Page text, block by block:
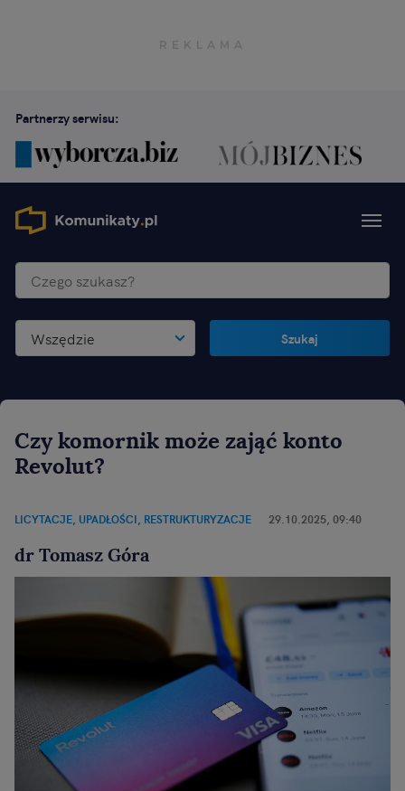
Partnerzy serwisu:
Wszędzie Szukaj
Czy komornik może zająć konto
Revolut?
LICYTACJE, UPADŁOŚCI, RESTRUKTURYZACJE 29.10.2025, 09:40
dr Tomasz Góra